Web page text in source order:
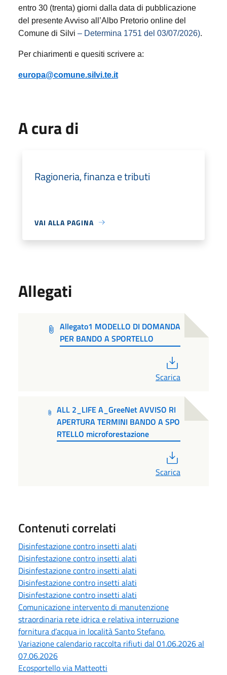
entro 30 (trenta) giorni dalla data di pubblicazione
del presente Avviso all’Albo Pretorio online del
Comune di Silvi – Determina 1751 del 03/07/2026).
Per chiarimenti e quesiti scrivere a:
europa@comune.silvi.te.it
A cura di
Ragioneria, finanza e tributi
VAI ALLA PAGINA
Allegati
Allegato1 MODELLO DI DOMANDA
PER BANDO A SPORTELLO
Scarica
ALL 2_LIFE A_GreeNet AVVISO RI
APERTURA TERMINI BANDO A SPO
RTELLO microforestazione
Scarica
Contenuti correlati
Disinfestazione contro insetti alati
Disinfestazione contro insetti alati
Disinfestazione contro insetti alati
Disinfestazione contro insetti alati
Disinfestazione contro insetti alati
Comunicazione intervento di manutenzione
straordinaria rete idrica e relativa interruzione
fornitura d’acqua in località Santo Stefano.
Variazione calendario raccolta rifiuti dal 01.06.2026 al
07.06.2026
Ecosportello via Matteotti